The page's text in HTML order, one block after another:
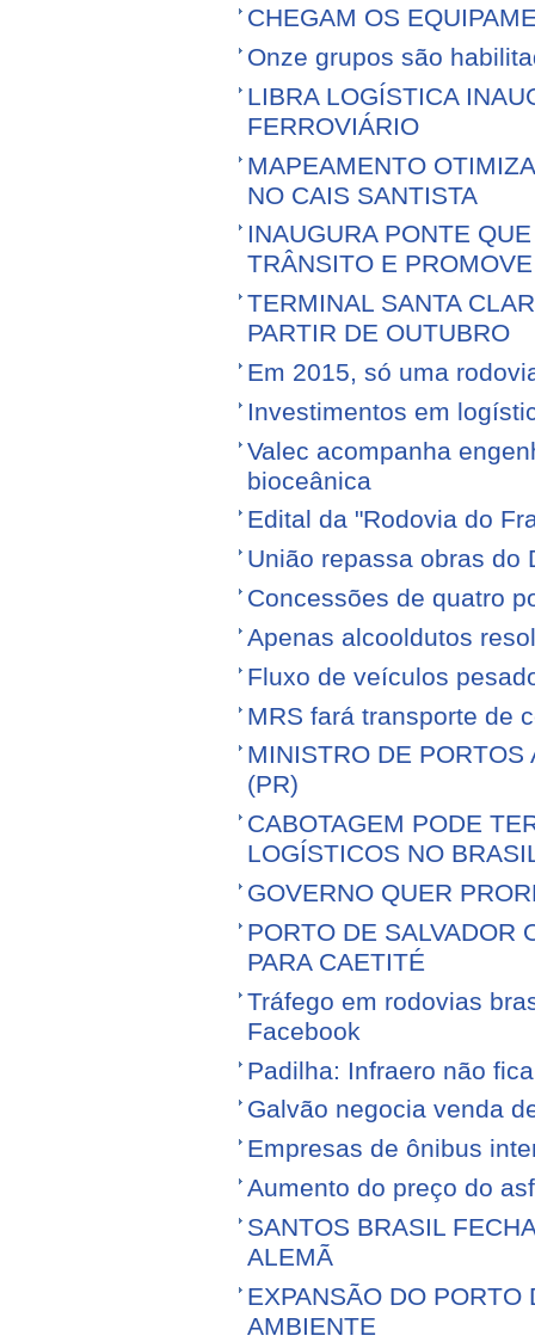
CHEGAM OS
Onze grupos são
LIBRA LOGÍSTICA
FERROVIÁRIO
MAPEAMENTO
NO CAIS SANTISTA
INAUGURA PONTE
TRÂNSITO E
TERMINAL SANTA
PARTIR DE OUTUBRO
Em 2015, só uma
Investimentos em
Valec acompanha
bioceânica
Edital da "Rodovia do
União repassa obras do
Concessões de quatro
Apenas alcooldutos
Fluxo de veículos
MRS fará transporte de
MINISTRO DE
(PR)
CABOTAGEM PODE
LOGÍSTICOS NO
GOVERNO QUER
PORTO DE SALVADOR
PARA CAETITÉ
Tráfego em rodovias
Facebook
Padilha: Infraero não
Galvão negocia venda
Empresas de ônibus
Aumento do preço do
SANTOS BRASIL
ALEMÃ
EXPANSÃO DO PORTO
AMBIENTE